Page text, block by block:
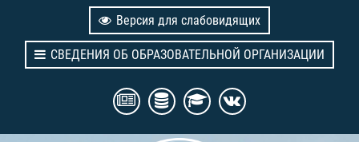
Версия для слабовидящих
СВЕДЕНИЯ ОБ ОБРАЗОВАТЕЛЬНОЙ ОРГАНИЗАЦИИ